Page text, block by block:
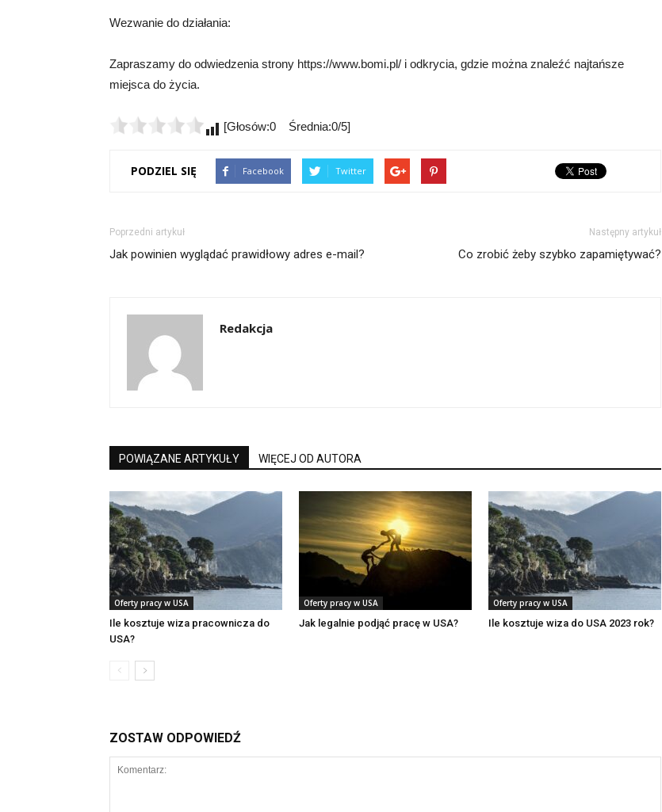
Wezwanie do działania:
Zapraszamy do odwiedzenia strony https://www.bomi.pl/ i odkrycia, gdzie można znaleźć najtańsze
miejsca do życia.
[Głosów:0 Średnia:0/5]
PODZIEL SIĘ Facebook Twitter
Poprzedni artykuł
Jak powinien wyglądać prawidłowy adres e-mail?
Następny artykuł
Co zrobić żeby szybko zapamiętywać?
Redakcja
POWIĄZANE ARTYKUŁY WIĘCEJ OD AUTORA
Oferty pracy w USA
Ile kosztuje wiza pracownicza do
USA?
Oferty pracy w USA
Jak legalnie podjąć pracę w USA?
Oferty pracy w USA
Ile kosztuje wiza do USA 2023 rok?
ZOSTAW ODPOWIEDŹ